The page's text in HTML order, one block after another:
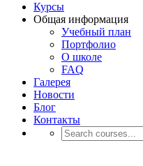
Курсы
Общая информация
Учебный план
Портфолио
О школе
FAQ
Галерея
Новости
Блог
Контакты